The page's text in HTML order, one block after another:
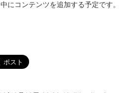
にコンテンツを追加する予定です。